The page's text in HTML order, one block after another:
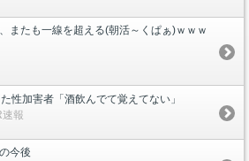
またも一線を超える(朝活～くぱぁ)ｗｗｗ
性加害者「酒飲んでて覚えてない」
報
今後